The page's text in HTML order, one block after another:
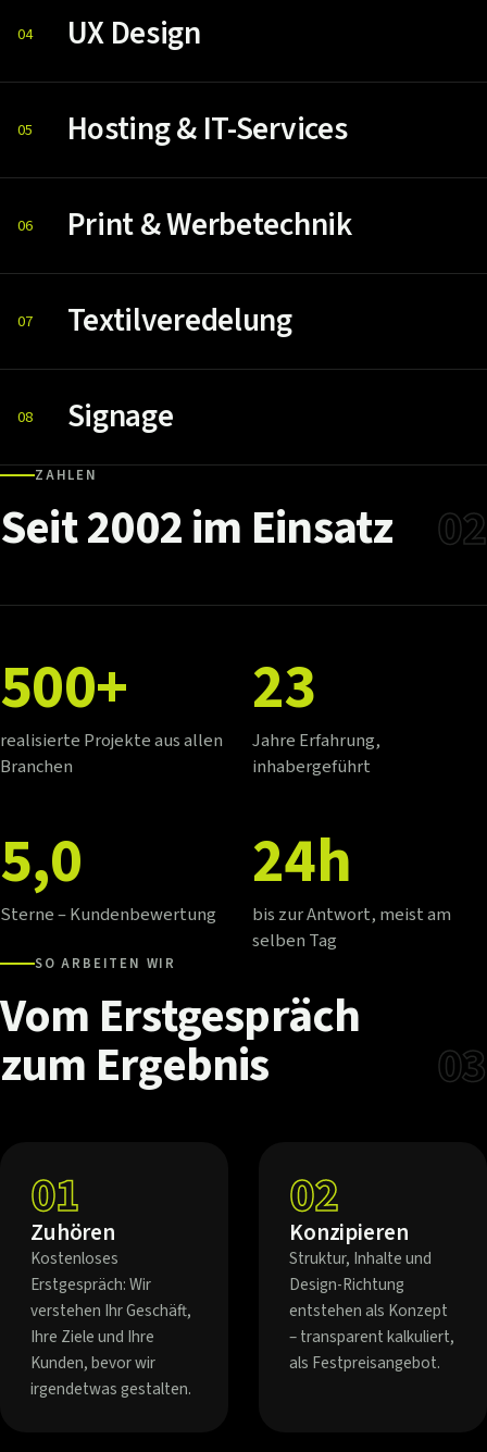
04 UX Design
05 Hosting & IT-Services
06 Print & Werbetechnik
07 Textilveredelung
08 Signage
ZAHLEN
Seit2002im Einsatz 02
500+
realisierte Projekte aus allen
Branchen
23
Jahre Erfahrung,
inhabergeführt
5,0
Sterne – Kundenbewertung
24h
bis zur Antwort, meist am
selben Tag
SO ARBEITEN WIR
Vom Erstgespräch
zum Ergebnis
03
01
Zuhören
Kostenloses
Erstgespräch: Wir
verstehen Ihr Geschäft,
Ihre Ziele und Ihre
Kunden, bevor wir
irgendetwas gestalten.
02
Konzipieren
Struktur, Inhalte und
Design-Richtung
entstehen als Konzept
– transparent kalkuliert,
als Festpreisangebot.